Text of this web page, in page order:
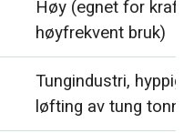
Høy (egnet for
høyfrekvent bruk)
Tungindustri, hyppig
løfting av tung